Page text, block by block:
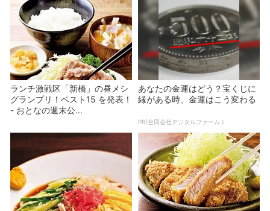
ランチ激戦区「新橋」の昼メシ
グランプリ！ベスト15 を発表！
- おとなの週末公...
あなたの金運はどう？宝くじに
縁がある時、金運はこう変わる
PR(合同会社デジタルファーム )